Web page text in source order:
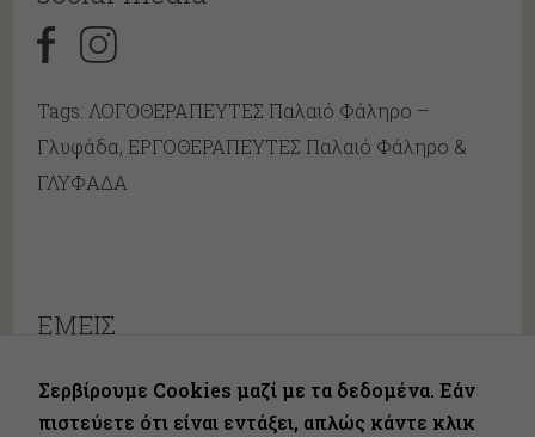
Tags: ΛΟΓΟΘΕΡΑΠΕΥΤΕΣ Παλαιό Φάληρο –
Γλυφάδα, ΕΡΓΟΘΕΡΑΠΕΥΤΕΣ Παλαιό Φάληρο &
ΓΛΥΦΑΔΑ
ΕΜΕΙΣ
ΕΙΔΙΚΟ
Σερβίρουμε Cookies μαζί με τα δεδομένα. Εάν
πιστεύετε ότι είναι εντάξει, απλώς κάντε κλικ